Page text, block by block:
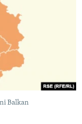
Balkan